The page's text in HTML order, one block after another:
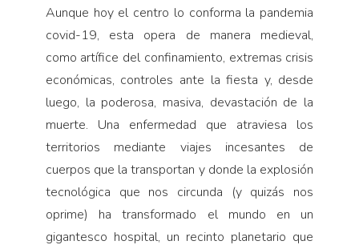
Aunque hoy el centro lo conforma la pandemia
covid-19, esta opera de manera medieval,
como artífice del confinamiento, extremas crisis
económicas, controles ante la fiesta y, desde
luego, la poderosa, masiva, devastación de la
muerte. Una enfermedad que atraviesa los
territorios mediante viajes incesantes de
cuerpos que la transportan y donde la explosión
tecnológica que nos circunda (y quizás nos
oprime) ha transformado el mundo en un
gigantesco hospital, un recinto planetario que